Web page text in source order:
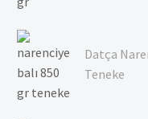
Datça
Teneke